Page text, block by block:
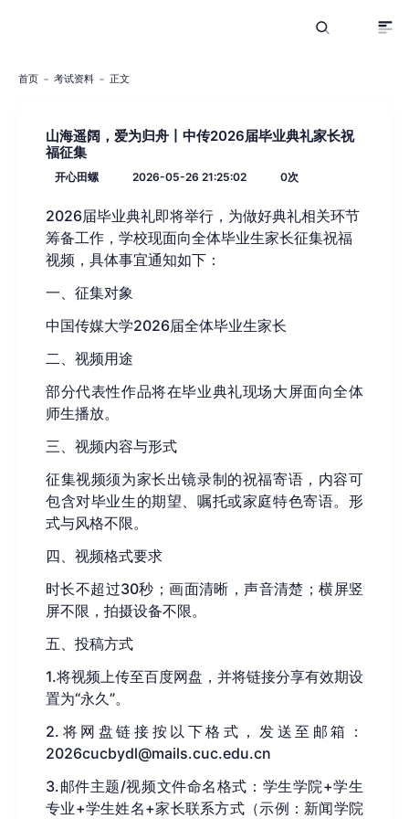
首页 考试资料 正文
山海遥阔，爱为归舟丨中传2026届毕业典礼家长祝
福征集
开心田螺 2026-05-26 21:25:02 0次
2026届毕业典礼即将举行，为做好典礼相关环节
筹备工作，学校现面向全体毕业生家长征集祝福
视频，具体事宜通知如下：
一、征集对象
中国传媒大学2026届全体毕业生家长
二、视频用途
部分代表性作品将在毕业典礼现场大屏面向全体
师生播放。
三、视频内容与形式
征集视频须为家长出镜录制的祝福寄语，内容可
包含对毕业生的期望、嘱托或家庭特色寄语。形
式与风格不限。
四、视频格式要求
时长不超过30秒；画面清晰，声音清楚；横屏竖
屏不限，拍摄设备不限。
五、投稿方式
1.将视频上传至百度网盘，并将链接分享有效期设
置为“永久”。
2.将网盘链接按以下格式，发送至邮箱：
2026cucbydl@mails.cuc.edu.cn
3.邮件主题/视频文件命名格式：学生学院+学生
专业+学生姓名+家长联系方式（示例：新闻学院